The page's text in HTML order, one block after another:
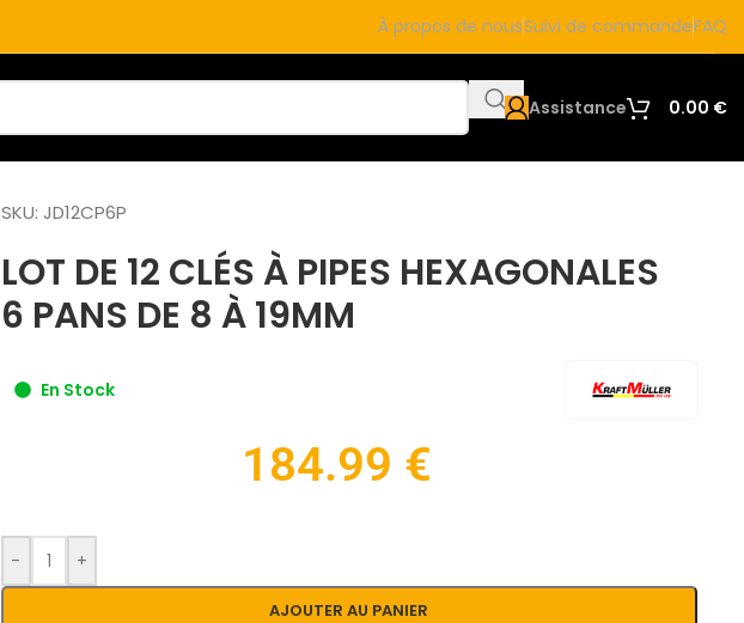
À propos de nousSuivi de commandeFAQ
Assistance 0.00 €
SKU: JD12CP6P
LOT DE 12 CLÉS À PIPES HEXAGONALES
6 PANS DE 8 À 19MM
En Stock
184.99 €
- +
AJOUTER AU PANIER